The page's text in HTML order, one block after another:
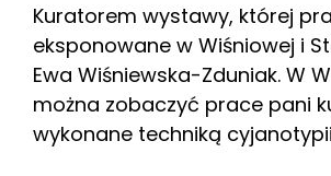
Kuratorem wystawy, której
eksponowane w Wiśniowej i
Ewa Wiśniewska-Zduniak. W
można zobaczyć prace pani
wykonane techniką